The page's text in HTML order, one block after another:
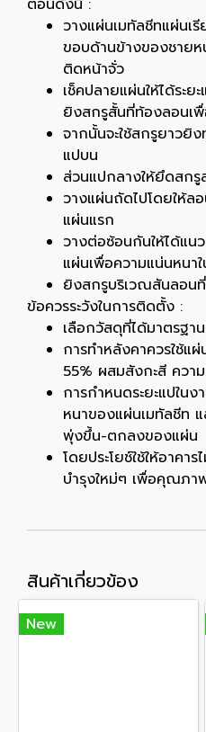
ตอนดังนี้ :
วางแผ่นเมทัลชีทแผ่นเ
ขอบด้านข้างของชาย
ติดหน้าจั่ว
เช็คปลายแผ่นให้ได้ระ
ยิงสกรูสั้นที่ท้องลอนเ
จากนั้นจะใช้สกรูยาวยิ
แปบน
ส่วนแปกลางให้ยึดสกรู
วางแผ่นถัดไปโดยให้
แผ่นแรก
วางต่อซ้อนกันให้ได้แ
แผ่นเพื่อความแน่นหนา
ยิงสกรูบริเวณสันลอน
ข้อควรระวังในการติดตั้ง :
เลือกวัสดุที่ได้มาตรฐา
การทำหลังคาควรใช้แ
55% ผสมสังกะสี ควา
การกำหนดระยะแปใน
หนาของแผ่นเมทัลชีท
พุ่งขึ้น-ตกลงของแผ่น
โดยประโยช์ใช้ให้อาคา
บำรุงใหม่ๆ เพื่อคุณภา
สินค้าเกี่ยวข้อง
New